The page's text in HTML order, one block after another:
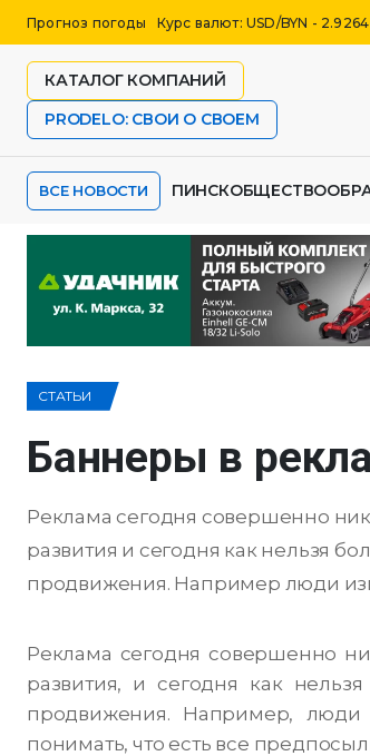
Прогноз погоды Курс валют: USD/BYN - 2.9264
КАТАЛОГ КОМПАНИЙ
PRODELO: СВОИ О СВОЕМ
ВСЕ НОВОСТИ ПИНСКОБЩЕСТВО
СТАТЬИ
Баннеры в
Реклама сегодня совершенно
развития и сегодня как нельзя
продвижения. Например люди
Реклама сегодня совершенно
развития, и сегодня как
продвижения. Например, люди
понимать, что есть все